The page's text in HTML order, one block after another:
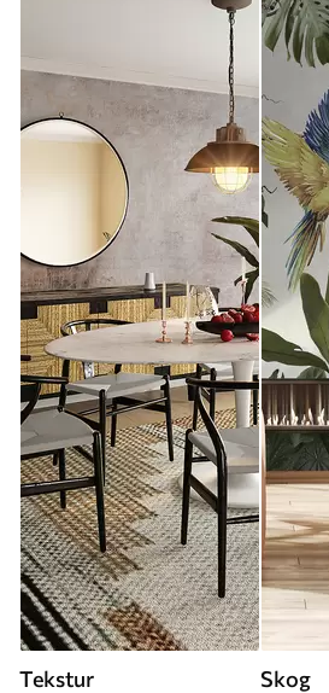
Tekstur Skog